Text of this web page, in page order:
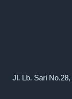
Jl. Lb. Sari